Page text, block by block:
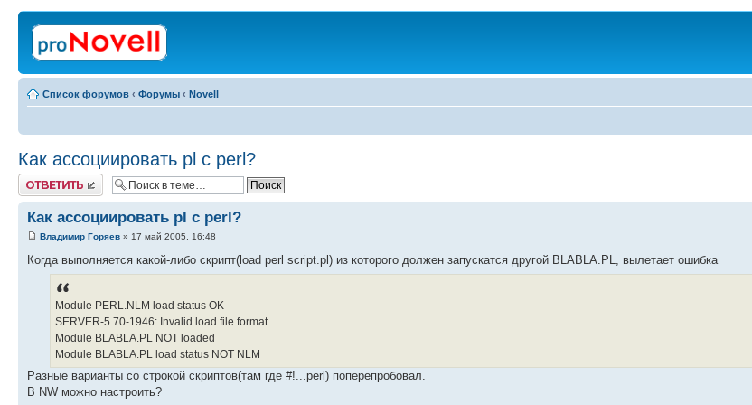
Список форумов ‹ Форумы ‹ Novell
Как ассоциировать pl с perl?
Ответить
Как ассоциировать pl с perl?
Владимир Горяев » 17 май 2005, 16:48
Когда выполняется какой-либо скрипт(load perl script.pl) из которого должен запускатся другой BLABLA.PL, вылетает ошибка
Module PERL.NLM load status OK
SERVER-5.70-1946: Invalid load file format
Module BLABLA.PL NOT loaded
Module BLABLA.PL load status NOT NLM
Разные варианты со строкой скриптов(там где #!...perl) поперепробовал.
В NW можно настроить?